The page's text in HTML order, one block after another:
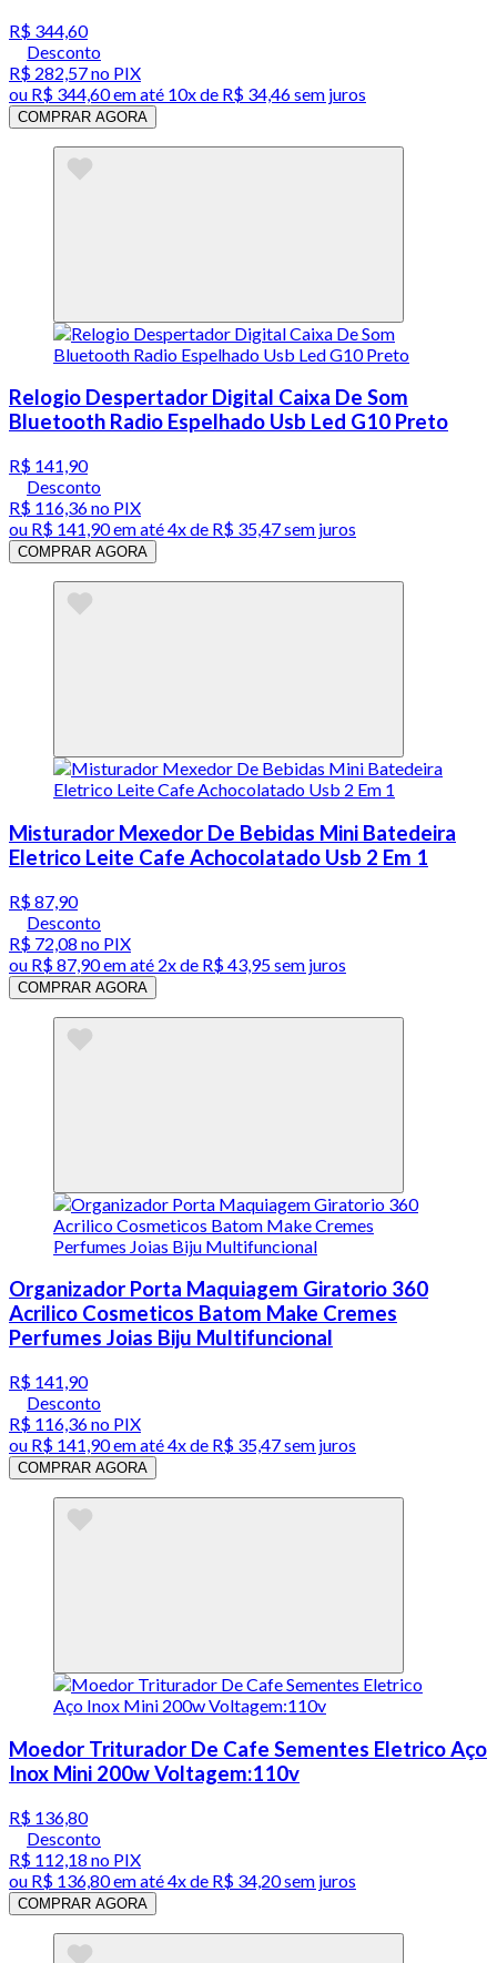
R$ 344,60
Desconto
R$ 282,57no PIX
ou R$ 344,60em até 10x de R$ 34,46 sem juros
COMPRAR AGORA
Relogio Despertador Digital Caixa De Som
Bluetooth Radio Espelhado Usb Led G10 Preto
R$ 141,90
Desconto
R$ 116,36no PIX
ou R$ 141,90em até4x de R$ 35,47 sem juros
COMPRAR AGORA
Misturador Mexedor De Bebidas Mini Batedeira
Eletrico Leite Cafe Achocolatado Usb 2 Em 1
R$ 87,90
Desconto
R$ 72,08 no PIX
ou R$ 87,90em até 2x de R$ 43,95 sem juros
COMPRAR AGORA
Organizador Porta Maquiagem Giratorio 360
Acrilico Cosmeticos Batom Make Cremes
Perfumes Joias Biju Multifuncional
R$ 141,90
Desconto
R$ 116,36no PIX
ou R$ 141,90em até4x de R$ 35,47 sem juros
COMPRAR AGORA
Moedor Triturador De Cafe Sementes Eletrico Aço
Inox Mini 200w Voltagem:110v
R$ 136,80
Desconto
R$ 112,18 no PIX
ou R$ 136,80em até4x de R$ 34,20 sem juros
COMPRAR AGORA